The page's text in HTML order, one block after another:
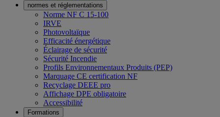
normes et réglementations
Norme NF C 15-100
IRVE
Photovoltaïque
Efficacité énergétique
Éclairage de sécurité
Sécurité Incendie
Profils Environnementaux Produits (PEP)
Marquage CE certification NF
Recyclage DEEE pro
Affichage DPE obligatoire
Accessibilité
Formations